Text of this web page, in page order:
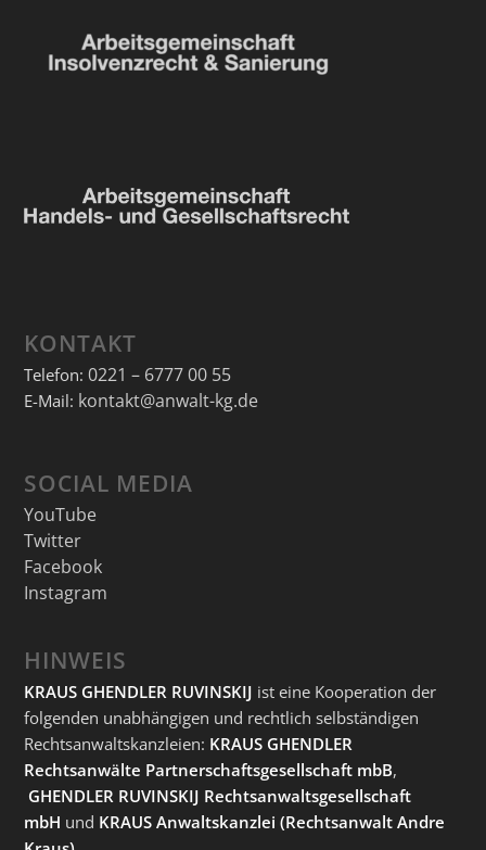
KONTAKT
Telefon: 0221 – 6777 00 55
E-Mail: kontakt@anwalt-kg.de
SOCIAL MEDIA
YouTube
Twitter
Facebook
Instagram
HINWEIS
KRAUS GHENDLER RUVINSKIJ ist eine Kooperation der
folgenden unabhängigen und rechtlich selbständigen
Rechtsanwaltskanzleien: KRAUS GHENDLER
Rechtsanwälte Partnerschaftsgesellschaft mbB,
GHENDLER RUVINSKIJ Rechtsanwaltsgesellschaft
mbH und KRAUS Anwaltskanzlei (Rechtsanwalt Andre